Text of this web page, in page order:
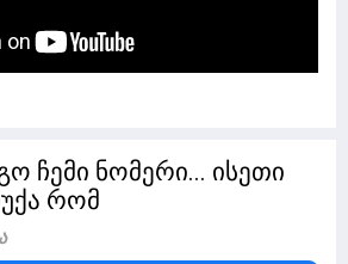
ჩემი ნომერი... ისეთი
რომ